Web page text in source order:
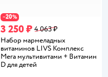
−20%
3 250 ₽ 4 063 ₽
Набор мармеладных
витаминов LIVS Комплекс
Мега мультивитами + Витамин
D для детей